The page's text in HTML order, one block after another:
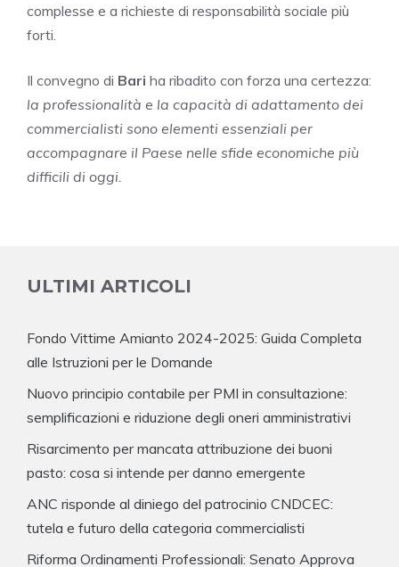
complesse e a richieste di responsabilità sociale più
forti.
Il convegno di Bari ha ribadito con forza una certezza:
la professionalità e la capacità di adattamento dei
commercialisti sono elementi essenziali per
accompagnare il Paese nelle sfide economiche più
difficili di oggi.
ULTIMI ARTICOLI
Fondo Vittime Amianto 2024-2025: Guida Completa
alle Istruzioni per le Domande
Nuovo principio contabile per PMI in consultazione:
semplificazioni e riduzione degli oneri amministrativi
Risarcimento per mancata attribuzione dei buoni
pasto: cosa si intende per danno emergente
ANC risponde al diniego del patrocinio CNDCEC:
tutela e futuro della categoria commercialisti
Riforma Ordinamenti Professionali: Senato Approva